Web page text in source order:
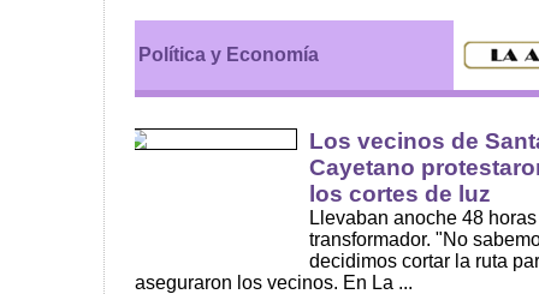
Política y Economía
Los vecinos de
Cayetano
los cortes de luz
Llevaban anoche 48
transformador. "No
decidimos cortar la ruta
aseguraron los vecinos. En La ...